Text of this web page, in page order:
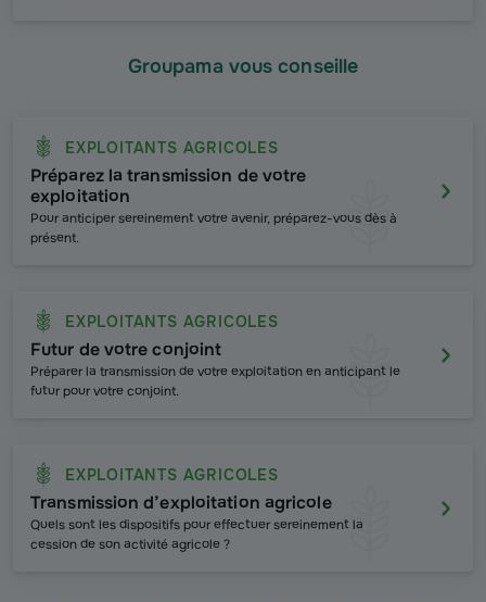
Groupama vous conseille
EXPLOITANTS AGRICOLES
Préparez la transmission de votre
exploitation
Pour anticiper sereinement votre avenir, préparez-vous dès à
présent.
EXPLOITANTS AGRICOLES
Futur de votre conjoint
Préparer la transmission de votre exploitation en anticipant le
futur pour votre conjoint.
EXPLOITANTS AGRICOLES
Transmission d’exploitation agricole
Quels sont les dispositifs pour effectuer sereinement la
cession de son activité agricole ?